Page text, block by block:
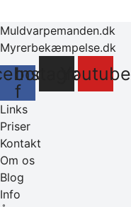
Muldvarpemanden.dk
Myrerbekæmpelse.dk
f
InstagramYoutube
Links
Priser
Kontakt
Om os
Blog
Info